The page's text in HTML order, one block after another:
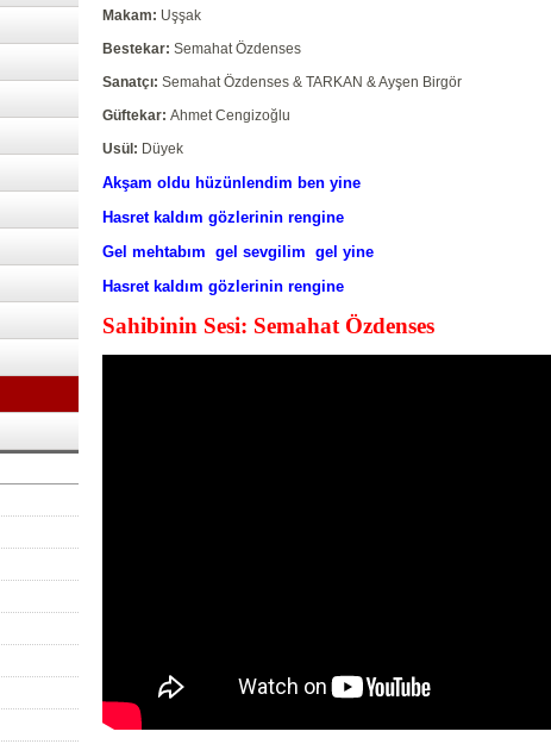
Makam: Uşşak
Bestekar: Semahat Özdenses
Sanatçı: Semahat Özdenses & TARKAN & Ayşen Birgör
Güftekar: Ahmet Cengizoğlu
Usül: Düyek
Akşam oldu hüzünlendim ben yine
Hasret kaldım gözlerinin rengine
Gel mehtabım gel sevgilim gel yine
Hasret kaldım gözlerinin rengine
Sahibinin Sesi: Semahat Özdenses